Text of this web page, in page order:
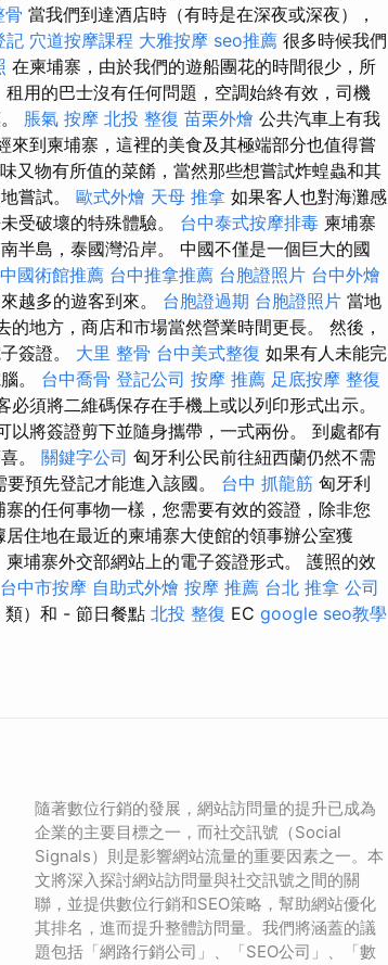
骨 當我們到達酒店時（有時是在深夜或深夜），
記 穴道按摩課程 大雅按摩 seo推薦 很多時候我們
在柬埔寨，由於我們的遊船團花的時間很少，所
用的巴士沒有任何問題，空調始終有效，司機
脹氣 按摩 北投 整復 苗栗外燴 公共汽車上有我
來到柬埔寨，這裡的美食及其極端部分也值得嘗
又物有所值的菜餚，當然那些想嘗試炸蝗蟲和其
嘗試。 歐式外燴 天母 推拿 如果客人也對海灘感
受破壞的特殊體驗。 台中泰式按摩排毒 柬埔寨
半島，泰國灣沿岸。 中國不僅是一個巨大的國
國術館推薦 台中推拿推薦 台胞證照片 台中外燴
越多的遊客到來。 台胞證過期 台胞證照片 當地
地方，商店和市場當然營業時間更長。 然後，
簽證。 大里 整骨 台中美式整復 如果有人未能完
。 台中喬骨 登記公司 按摩 推薦 足底按摩 整復
須將二維碼保存在手機上或以列印形式出示。
以將簽證剪下並隨身攜帶，一式兩份。 到處都有
。 關鍵字公司 匈牙利公民前往紐西蘭仍然不需
要預先登記才能進入該國。 台中 抓龍筋 匈牙利
的任何事物一樣，您需要有效的簽證，除非您
住地在最近的柬埔寨大使館的領事辦公室獲
埔寨外交部網站上的電子簽證形式。 護照的效
台中市按摩 自助式外燴 按摩 推薦 台北 推拿 公司
類）和 - 節日餐點 北投 整復 EC google seo教學
隨著數位行銷的發展，網站訪問量的提升已成為
企業的主要目標之一，而社交訊號（Social
Signals）則是影響網站流量的重要因素之一。本
文將深入探討網站訪問量與社交訊號之間的關
聯，並提供數位行銷和SEO策略，幫助網站優化
其排名，進而提升整體訪問量。我們將涵蓋的議
題包括「網路行銷公司」、「SEO公司」、「數